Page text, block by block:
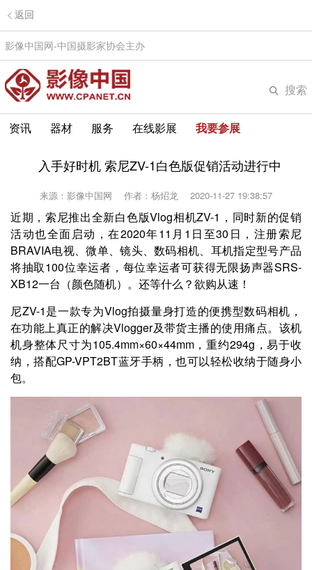
返回
影像中国网-中国摄影家协会主办
搜索
资讯 器材 服务 在线影展 我要参展
入手好时机 索尼ZV-1白色版促销活动进行中
来源：影像中国网 作者：杨炤龙 2020-11-27 19:38:57
近期，索尼推出全新白色版Vlog相机ZV-1，同时新的促销
活动也全面启动，在2020年11月1日至30日，注册索尼
BRAVIA电视、微单、镜头、数码相机、耳机指定型号产品
将抽取100位幸运者，每位幸运者可获得无限扬声器SRS-
XB12一台（颜色随机）。还等什么？欲购从速！
尼ZV-1是一款专为Vlog拍摄量身打造的便携型数码相机，
在功能上真正的解决Vlogger及带货主播的使用痛点。该机
机身整体尺寸为105.4mm×60×44mm，重约294g，易于收
纳，搭配GP-VPT2BT蓝牙手柄，也可以轻松收纳于随身小
包。